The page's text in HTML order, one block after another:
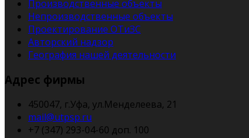
Производственные объекты
Непроизводственные объекты
Проектирование ОТиЗС
Авторский надзор
География нашей деятельности
Адрес фирмы
450047, г.Уфа, ул.Менделеева, 21
mail@utpsp.ru
+7 (347) 293-04-60 доп. 100